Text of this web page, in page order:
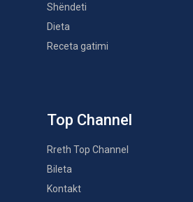
Shëndeti
Dieta
Receta gatimi
Top Channel
Rreth Top Channel
Bileta
Kontakt